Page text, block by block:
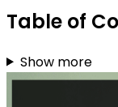
Table of
Show more